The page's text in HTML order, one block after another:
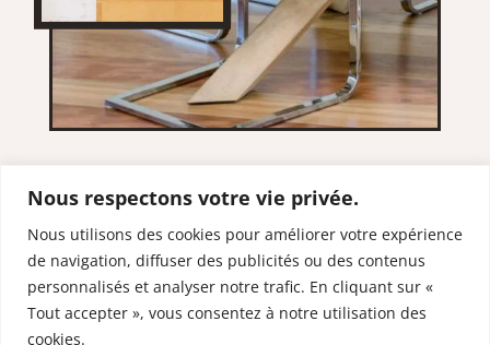
Nous respectons votre vie privée.
Nous utilisons des cookies pour améliorer votre expérience
de navigation, diffuser des publicités ou des contenus
personnalisés et analyser notre trafic. En cliquant sur «
Tout accepter », vous consentez à notre utilisation des
cookies.
RESTONS EN
CONTACT